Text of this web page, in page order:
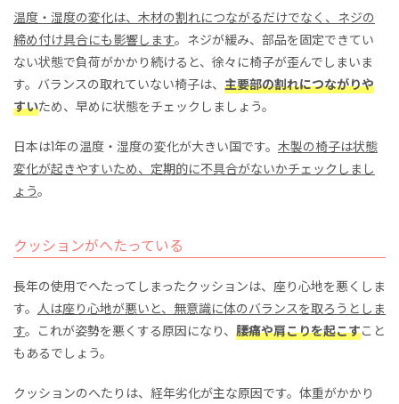
温度・湿度の変化は、木材の割れにつながるだけでなく、ネジの
締め付け具合にも影響します。ネジが緩み、部品を固定できてい
ない状態で負荷がかかり続けると、徐々に椅子が歪んでしまいま
す。バランスの取れていない椅子は、 主要部の割れにつながりや
すいため、早めに状態をチェックしましょう。
日本は1年の温度・湿度の変化が大きい国です。 木製の椅子は状態
変化が起きやすいため、定期的に不具合がないかチェックしまし
ょう。
クッションがへたっている
長年の使用でへたってしまったクッションは、座り心地を悪くしま
す。 人は座り心地が悪いと、無意識に体のバランスを取ろうとしま
す。これが姿勢を悪くする原因になり、 腰痛や肩こりを起こすこと
もあるでしょう。
クッションのへたりは、経年劣化が主な原因です。体重がかかり